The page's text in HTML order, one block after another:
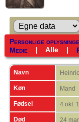
Personlige
Medie | Alle|
Navn
Køn Mand
Fødsel 4 okt.
Død 24